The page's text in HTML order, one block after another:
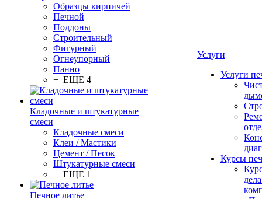
Образцы кирпичей
Печной
Поддоны
Строительный
Фигурный
Огнеупорный
Панно
+ ЕЩЕ 4
Кладочные и штукатурные
смеси
Кладочные смеси
Клеи / Мастики
Цемент / Песок
Штукатурные смеси
+ ЕЩЕ 1
Печное литье
Услуги
Услуги
Курсы